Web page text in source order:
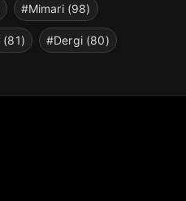
#Mimari (98)
(81) #Dergi (80)